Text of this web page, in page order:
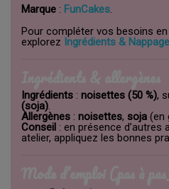
Marque : FunCakes
Pour compléter vos besoins
explorez Ingrédients &
Ingrédients : noisettes (50 %),
(soja)
Allergènes : noisettes, soja (en
Conseil : en présence d’autres
atelier, appliquez les bonnes